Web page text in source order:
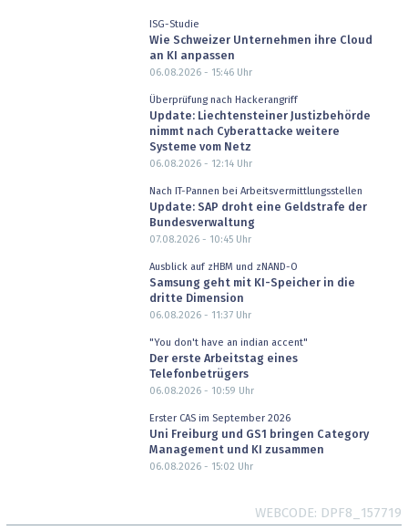
ISG-Studie
Wie Schweizer Unternehmen ihre Cloud
an KI anpassen
06.08.2026 - 15:46Uhr
Überprüfung nach Hackerangriff
Update: Liechtensteiner Justizbehörde
nimmt nach Cyberattacke weitere
Systeme vom Netz
06.08.2026 - 12:14Uhr
Nach IT-Pannen bei Arbeitsvermittlungsstellen
Update: SAP droht eine Geldstrafe der
Bundesverwaltung
07.08.2026 - 10:45Uhr
Ausblick auf zHBM und zNAND-O
Samsung geht mit KI-Speicher in die
dritte Dimension
06.08.2026 - 11:37Uhr
"You don't have an indian accent"
Der erste Arbeitstag eines
Telefonbetrügers
06.08.2026 - 10:59 Uhr
Erster CAS im September 2026
Uni Freiburg und GS1 bringen Category
Management und KI zusammen
06.08.2026 - 15:02 Uhr
WEBCODE DPF8_157719